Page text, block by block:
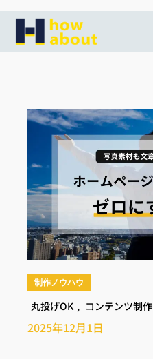
内
を
制作ノウハウ
丸投げOK , コンテンツ制作
2025年12月1日